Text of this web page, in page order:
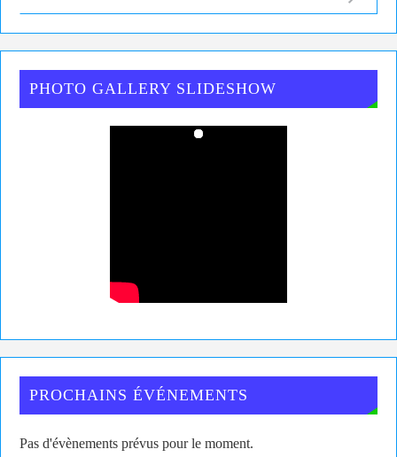
PHOTO GALLERY SLIDESHOW
PROCHAINS ÉVÉNEMENTS
Pas d'évènements prévus pour le moment.